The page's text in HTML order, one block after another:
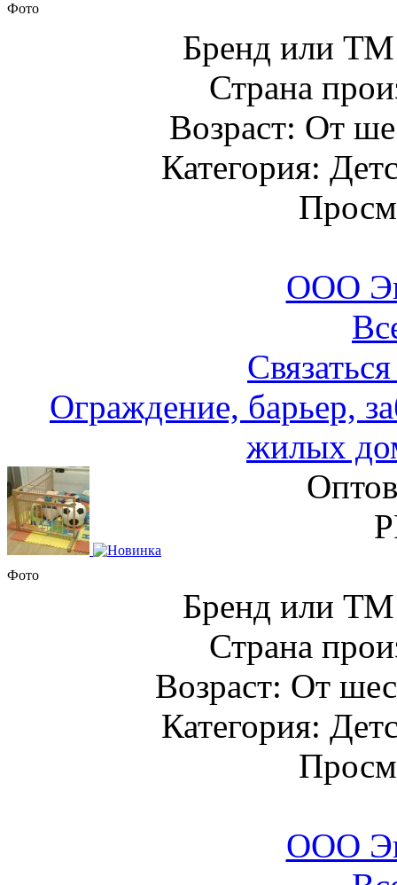
Фото
Бренд или
Страна
Возраст: От
Категория:
ООО
Ограждение, барьер,
жилых
Фото
Бренд или
Страна
Возраст: От
Категория:
ООО